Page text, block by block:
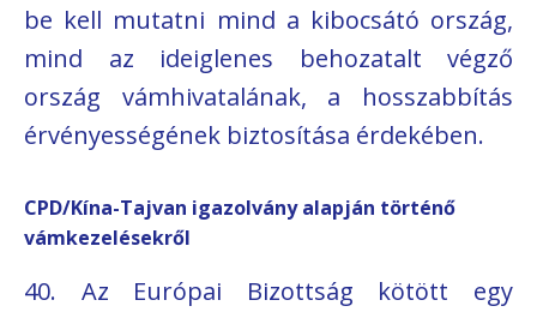
be kell mutatni mind a kibocsátó ország,
mind az ideiglenes behozatalt végző
ország vámhivatalának, a hosszabbítás
érvényességének biztosítása érdekében.
CPD/Kína-Tajvan igazolvány alapján történő
vámkezelésekről
40. Az Európai Bizottság kötött egy